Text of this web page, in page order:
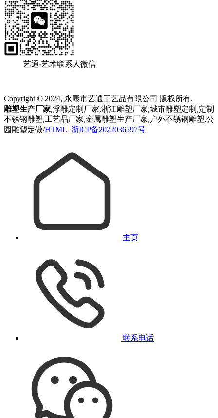
艺通·艺术联系人微信
Copyright © 2024, 永康市艺通工艺品有限公司 版权所有.
雕塑生产厂家,浮雕定制厂家,浙江雕塑厂家,城市雕塑定制,定制
不锈钢雕塑,工艺品厂家,金属雕塑生产厂家,户外不锈钢雕塑,公
园雕塑定做/HTML 浙ICP备2022036597号
主页
联系电话